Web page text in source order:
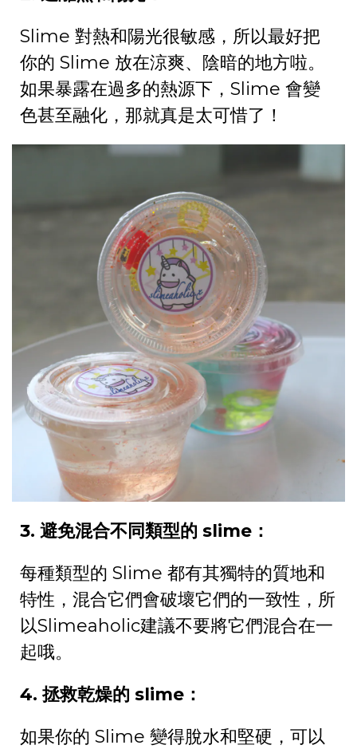
Slime 對熱和陽光很敏感，所以最好把
你的 Slime 放在涼爽、陰暗的地方啦。
如果暴露在過多的熱源下，Slime 會變
色甚至融化，那就真是太可惜了！
3. 避免混合不同類型的 slime：
每種類型的 Slime 都有其獨特的質地和
特性，混合它們會破壞它們的一致性，所
以Slimeaholic建議不要將它們混合在一
起哦。
4. 拯救乾燥的 slime：
如果你的 Slime 變得脫水和堅硬，可以